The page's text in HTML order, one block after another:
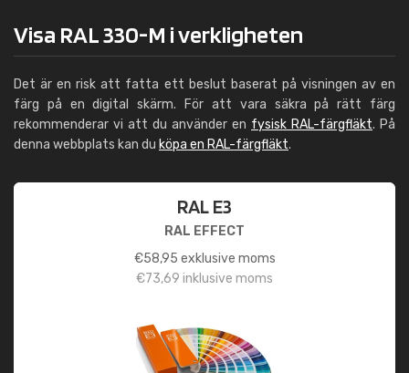
Visa RAL 330-M i verkligheten
Det är en risk att fatta ett beslut baserat på visningen av en
färg på en digital skärm. För att vara säkra på rätt färg
rekommenderar vi att du använder en fysisk RAL-färgfläkt. På
denna webbplats kan du köpa en RAL-färgfläkt.
RAL E3
RAL EFFECT
€58,95 exklusive moms
€73,69 inklusive moms